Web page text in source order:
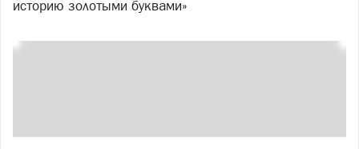
историю золотыми буквами»